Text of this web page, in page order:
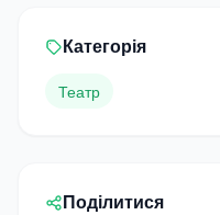
Категорія
Театр
Поділитися